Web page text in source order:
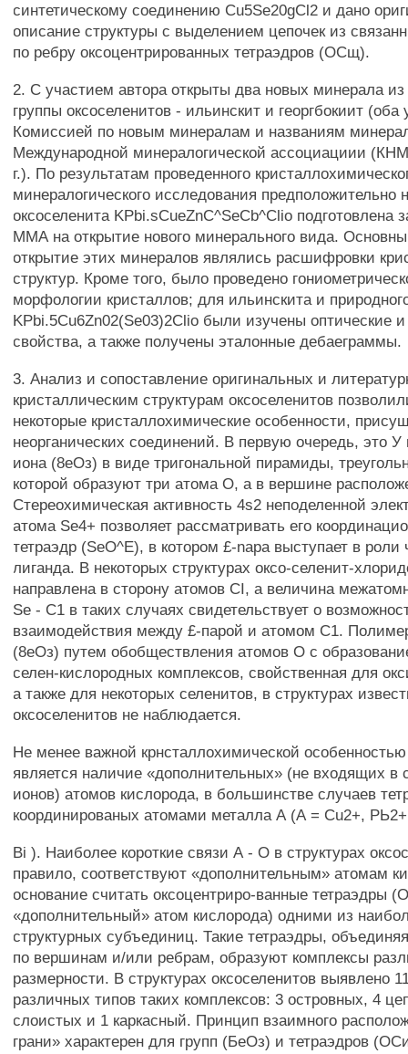
синтетическому соединению Cu5Se20gCl2 и дано
описание структуры с выделением цепочек из
по ребру оксоцентрированных тетраэдров (ОСщ).
2. С участием автора открыты два новых минерала
группы оксоселенитов - ильинскит и георгбокиит
Комиссией по новым минералам и названиям
Международной минералогической ассоциациии
г.). По результатам проведенного
минералогического исследования предположительно
оксоселенита KPbi.sCueZnC^SeCb^Clio
ММА на открытие нового минерального вида.
открытие этих минералов являлись расшифровки
структур. Кроме того, было проведено
морфологии кристаллов; для ильинскита и
KPbi.5Cu6Zn02(Se03)2Clio были изучены оптические
свойства, а также получены эталонные дебаеграммы.
3. Анализ и сопоставление оригинальных и
кристаллическим структурам оксоселенитов
некоторые кристаллохимические особенности,
неорганических соединений. В первую очередь, это
иона (8еОз) в виде тригональной пирамиды,
которой образуют три атома О, а в вершине
Стереохимическая активность 4s2 неподеленной
атома Se4+ позволяет рассматривать его
тетраэдр (SeO^E), в котором £-napa выступает в роли
лиганда. В некоторых структурах оксо-селенит-
направлена в сторону атомов CI, а величина
Se - С1 в таких случаях свидетельствует о
взаимодействия между £-парой и атомом С1.
(8еОз) путем обобществления атомов О с
селен-кислородных комплексов, свойственная для
а также для некоторых селенитов, в структурах
оксоселенитов не наблюдается.
Не менее важной крнсталлохимической особенностью
является наличие «дополнительных» (не входящих в
ионов) атомов кислорода, в большинстве случаев
координированых атомами металла А (А = Cu2+,
Bi ). Наиболее короткие связи А - О в структурах
правило, соответствуют «дополнительным» атомам
основание считать оксоцентриро-ванные тетраэдры
«дополнительный» атом кислорода) одними из
структурных субъединиц. Такие тетраэдры,
по вершинам и/или ребрам, образуют комплексы
размерности. В структурах оксоселенитов выявлено
различных типов таких комплексов: 3 островных, 4
слоистых и 1 каркасный. Принцип взаимного
грани» характерен для групп (БеОз) и тетраэдров